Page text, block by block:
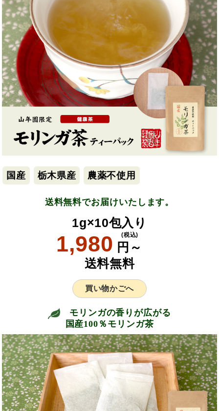
国産 栃木県産 農薬不使用
送料無料でお届けいたします。
1g×10包入り
1,980 円～
(税込)
送料無料
買い物かごへ
モリンガの香りが広がる
国産100％モリンガ茶